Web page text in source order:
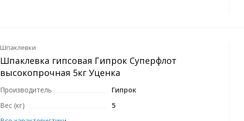
Шпаклевки
Шпаклевка гипсовая Гипрок Суперфлот
высокопрочная 5кг Уценка
Производитель
Гипрок
Вес (кг)
5